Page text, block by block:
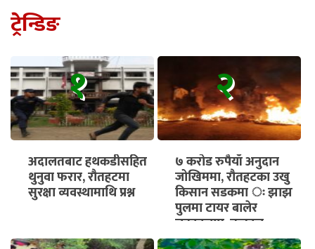
ट्रेन्डिङ
१
अदालतबाट हथकडीसहित
थुनुवा फरार, रौतहटमा
सुरक्षा व्यवस्थामाथि प्रश्न
२
७ करोड रुपैयाँ अनुदान
जोखिममा, रौतहटका उखु
किसान सडकमा ः झाझ
पुलमा टायर बालेर
चक्काजाम, तत्काल
भुक्तानी सुनिश्चित गर्न माग